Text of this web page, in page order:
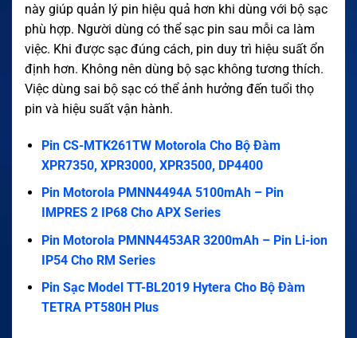
này giúp quản lý pin hiệu quả hơn khi dùng với bộ sạc
phù hợp. Người dùng có thể sạc pin sau mỗi ca làm
việc. Khi được sạc đúng cách, pin duy trì hiệu suất ổn
định hơn. Không nên dùng bộ sạc không tương thích.
Việc dùng sai bộ sạc có thể ảnh hưởng đến tuổi thọ
pin và hiệu suất vận hành.
Pin CS-MTK261TW Motorola Cho Bộ Đàm
XPR7350, XPR3000, XPR3500, DP4400
Pin Motorola PMNN4494A 5100mAh – Pin
IMPRES 2 IP68 Cho APX Series
Pin Motorola PMNN4453AR 3200mAh – Pin Li-ion
IP54 Cho RM Series
Pin Sạc Model TT-BL2019 Hytera Cho Bộ Đàm
TETRA PT580H Plus